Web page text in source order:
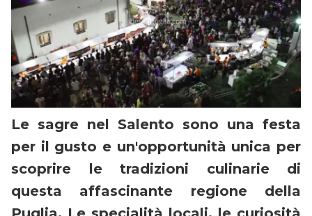
Le sagre nel Salento sono una festa
per il gusto e un'opportunità unica per
scoprire le tradizioni culinarie di
questa affascinante regione della